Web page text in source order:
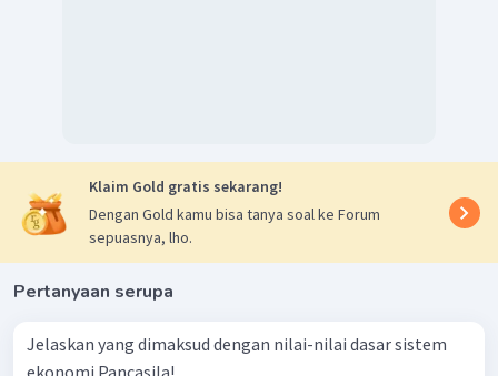
Klaim Gold gratis sekarang!
Dengan Gold kamu bisa tanya soal ke Forum
sepuasnya, lho.
Pertanyaan serupa
Jelaskan yang dimaksud dengan nilai-nilai dasar sistem